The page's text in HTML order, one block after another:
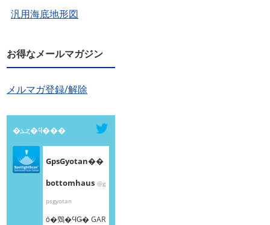
汎用海底地形図
お得なメールマガジン
メルマガ登録/解除
�ܥȥ�ϥ���
GpsGyotan��
bottomhaus @g
psgyotan
ȯ�䳫�ϤǤ� GAR